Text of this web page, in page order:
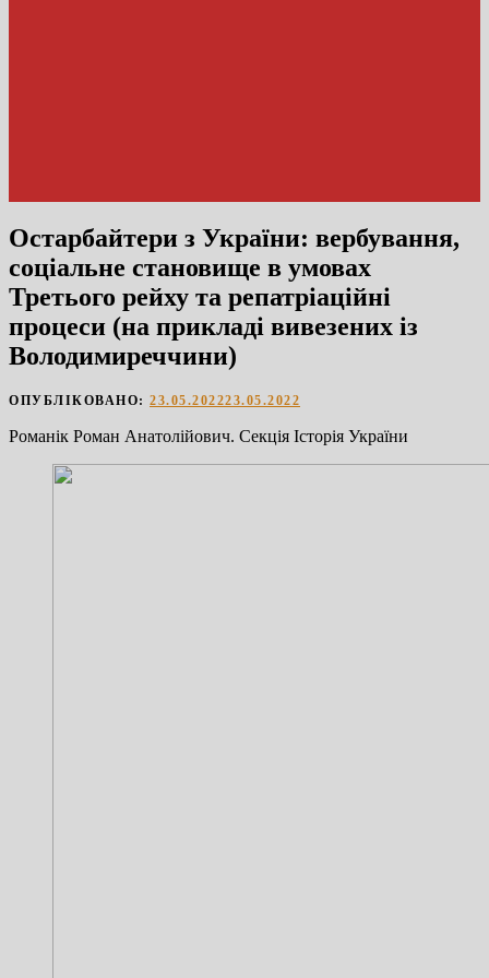
Остарбайтери з України: вербування,
соціальне становище в умовах
Третього рейху та репатріаційні
процеси (на прикладі вивезених із
Володимиреччини)
ОПУБЛІКОВАНО: 23.05.202223.05.2022
Романік Роман Анатолійович. Секція Історія України